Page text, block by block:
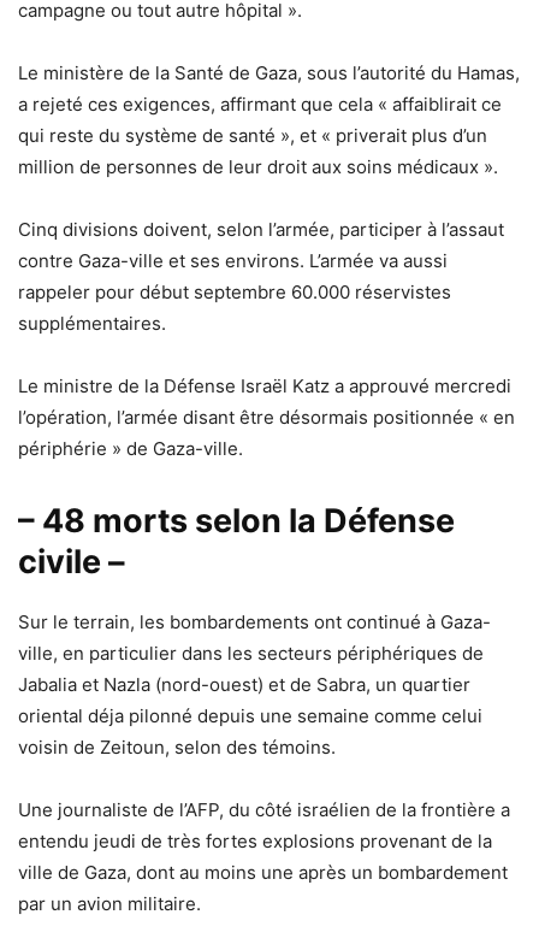
campagne ou tout autre hôpital ».
Le ministère de la Santé de Gaza, sous l’autorité du Hamas,
a rejeté ces exigences, affirmant que cela « affaiblirait ce
qui reste du système de santé », et « priverait plus d’un
million de personnes de leur droit aux soins médicaux ».
Cinq divisions doivent, selon l’armée, participer à l’assaut
contre Gaza-ville et ses environs. L’armée va aussi
rappeler pour début septembre 60.000 réservistes
supplémentaires.
Le ministre de la Défense Israël Katz a approuvé mercredi
l’opération, l’armée disant être désormais positionnée « en
périphérie » de Gaza-ville.
– 48 morts selon la Défense
civile –
Sur le terrain, les bombardements ont continué à Gaza-
ville, en particulier dans les secteurs périphériques de
Jabalia et Nazla (nord-ouest) et de Sabra, un quartier
oriental déja pilonné depuis une semaine comme celui
voisin de Zeitoun, selon des témoins.
Une journaliste de l’AFP, du côté israélien de la frontière a
entendu jeudi de très fortes explosions provenant de la
ville de Gaza, dont au moins une après un bombardement
par un avion militaire.